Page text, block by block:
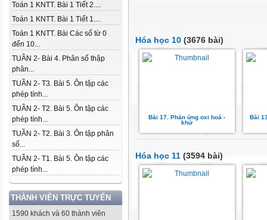
Toán 1 KNTT. Bài 1 Tiết 2....
Toán 1 KNTT. Bài 1 Tiết 1....
Toán 1 KNTT. Bài Các số từ 0
đến 10...
TUẦN 2- Bài 4. Phân số thập
phân...
TUẦN 2- T3. Bài 5. Ôn tập các
phép tính...
TUẦN 2- T2. Bài 5. Ôn tập các
phép tính...
TUẦN 2- T2. Bài 3. Ôn tập phân
số...
TUẦN 2- T1. Bài 5. Ôn tập các
phép tính...
THÀNH VIÊN TRỰC TUYẾN
1590 khách và 60 thành viên
Hóa học 10 (3676 bài)
Bài 17. Phản ứng oxi hoá -
khử
Bài
Hóa học 11 (3594 bài)